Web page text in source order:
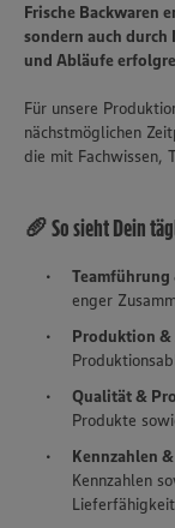
Frische Backwaren
sondern auch durch
und Abläufe
Für unsere
nächstmöglichen
die mit Fachwissen,
🥖 So sieht Dein
enger
Produktion
Qualität &
Produkte
Kennzahlen
Kennzahlen
Lieferfähigkeit